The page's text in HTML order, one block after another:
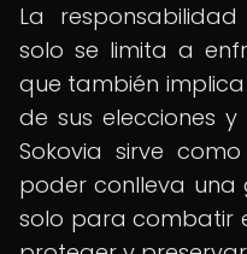
La
solo se limita a
que también
de sus elecciones y
Sokovia sirve
poder conlleva una
solo para combatir